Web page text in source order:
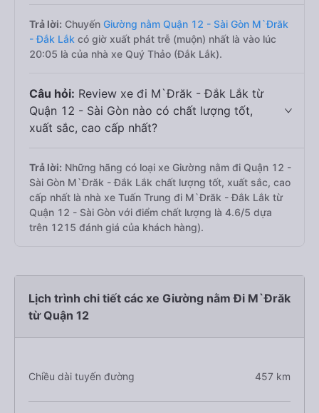
Trả lời: Chuyến Giường nằm Quận 12 - Sài Gòn M`Đrăk
- Đắk Lắk có giờ xuất phát trễ (muộn) nhất là vào lúc
20:05 là của nhà xe Quý Thảo (Đắk Lắk).
Câu hỏi: Review xe đi M`Đrăk - Đắk Lắk từ
Quận 12 - Sài Gòn nào có chất lượng tốt,
xuất sắc, cao cấp nhất?
Trả lời: Những hãng có loại xe Giường nằm đi Quận 12 -
Sài Gòn M`Đrăk - Đắk Lắk chất lượng tốt, xuất sắc, cao
cấp nhất là nhà xe Tuấn Trung đi M`Đrăk - Đắk Lắk từ
Quận 12 - Sài Gòn với điểm chất lượng là 4.6/5 dựa
trên 1215 đánh giá của khách hàng).
Lịch trình chi tiết các xe Giường nằm Đi M`Đrăk
từ Quận 12
Chiều dài tuyến đường 457 km